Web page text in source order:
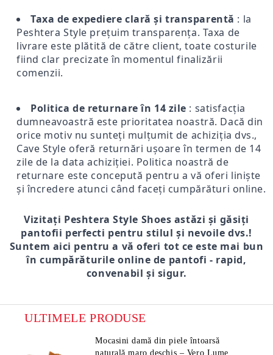
Taxa de expediere clară și transparentă : la
Peshtera Style prețuim transparența. Taxa de
livrare este plătită de către client, toate costurile
fiind clar precizate în momentul finalizării
comenzii.
Politica de returnare în 14 zile : satisfacția
dumneavoastră este prioritatea noastră. Dacă din
orice motiv nu sunteți mulțumit de achiziția dvs.,
Cave Style oferă returnări ușoare în termen de 14
zile de la data achiziției. Politica noastră de
returnare este concepută pentru a vă oferi liniște
și încredere atunci când faceți cumpărături online.
Vizitați Peshtera Style Shoes astăzi și găsiți
pantofii perfecti pentru stilul și nevoile dvs.!
Suntem aici pentru a vă oferi tot ce este mai bun
în cumpărăturile online de pantofi - rapid,
convenabil și sigur.
ULTIMELE PRODUSE
Mocasini damă din piele întoarsă
naturală maro deschis – Vero Lume